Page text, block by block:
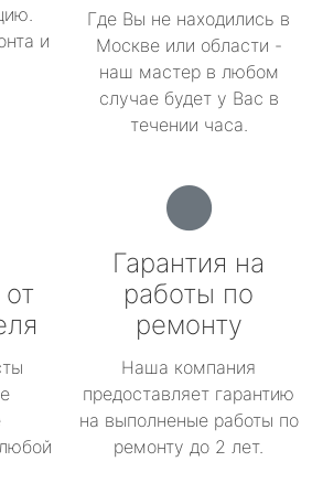
и
Где Вы не находились в
Москве или области -
наш мастер в любом
случае будет у Вас в
течении часа.
Гарантия на
работы по
ремонту
Наша компания
предоставляет гарантию
на выполненые работы по
ремонту до 2 лет.